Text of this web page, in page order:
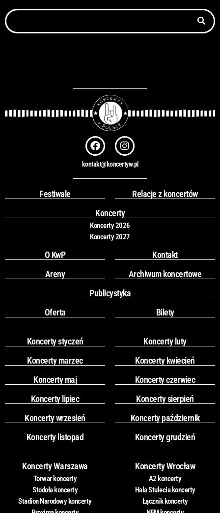
S
z
F
a
c
e
b
o
k
I
n
s
t
a
r
a
m
kontakt@koncertyw.pl
Festiwale
Relacje z koncertów
Koncerty
Koncerty 2026
Koncerty 2027
O KwP
Kontakt
Areny
Archiwum koncertowe
Publicystyka
Oferta
Bilety
Koncerty styczeń
Koncerty luty
Koncerty marzec
Koncerty kwiecień
Koncerty maj
Koncerty czerwiec
Koncerty lipiec
Koncerty sierpień
Koncerty wrzesień
Koncerty październik
Koncerty listopad
Koncerty grudzień
Koncerty Warszawa
Torwar koncerty
Stodoła koncerty
Stadion Narodowy koncerty
Koncerty Wrocław
A2 koncerty
Hala Stulecia koncerty
Łącznik koncerty